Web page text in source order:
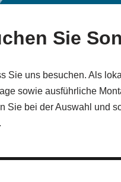
Sie
Sie uns besuchen. Als
sowie ausführliche
Sie bei der Auswahl und